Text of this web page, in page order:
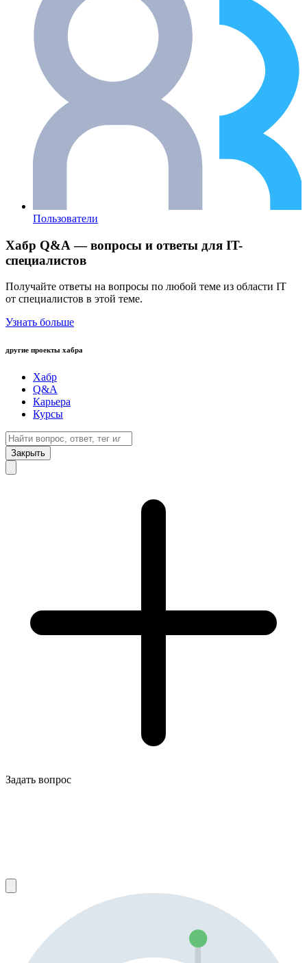
Пользователи
Хабр Q&A — вопросы и ответы для IT-
специалистов
Получайте ответы на вопросы по любой теме из области IT
от специалистов в этой теме.
Узнать больше
другие проекты хабра
Хабр
Q&A
Карьера
Курсы
Закрыть
Задать вопрос